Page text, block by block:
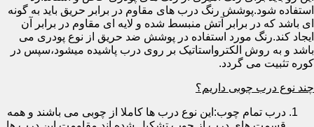
استفاده شود.پوشش رنگ درب های مقاوم در برابر حریق باید به گونه
ای باشد که در برابر آتش منبسط شده و لایه ای مقاوم در برابر آن
ایجاد کند.رنگ مورد استفاده در پوشش ضد حریق از نوع پودری می
باشد و به روش الکترواستاتیک بر روی درب پاشیده میشود،سپس در
کوره تثبیت می گردد.
چند نوع درب چوبی داریم؟
درب تمام چوب:این نوع درب ها کاملا از چوبی می باشند و همه